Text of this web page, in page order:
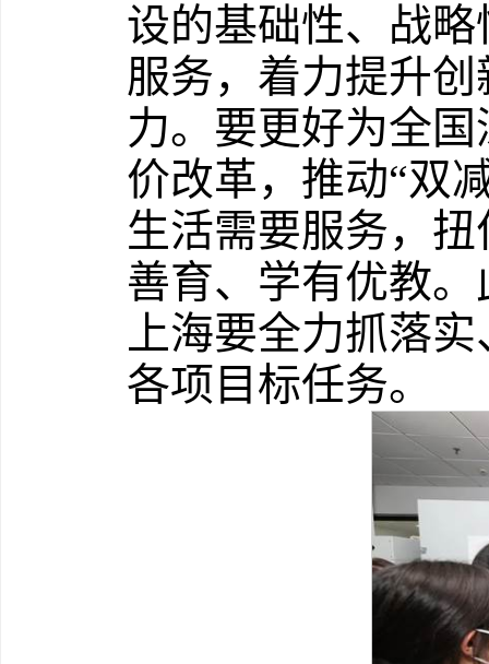
设的基础性、战
服务，着力提升
力。要更好为全
价改革，推动“双
生活需要服务，
善育、学有优教
上海要全力抓落
各项目标任务。